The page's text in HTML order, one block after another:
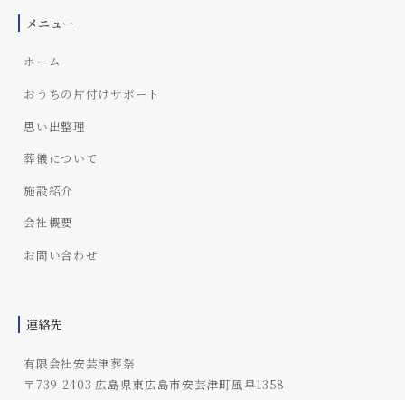
メニュー
ホーム
おうちの片付けサポート
思い出整理
葬儀について
施設紹介
会社概要
お問い合わせ
連絡先
有限会社安芸津葬祭
〒739-2403 広島県東広島市安芸津町風早1358